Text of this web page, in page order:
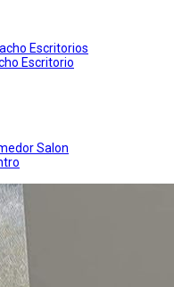
Escritorios
Escritorio
Salon